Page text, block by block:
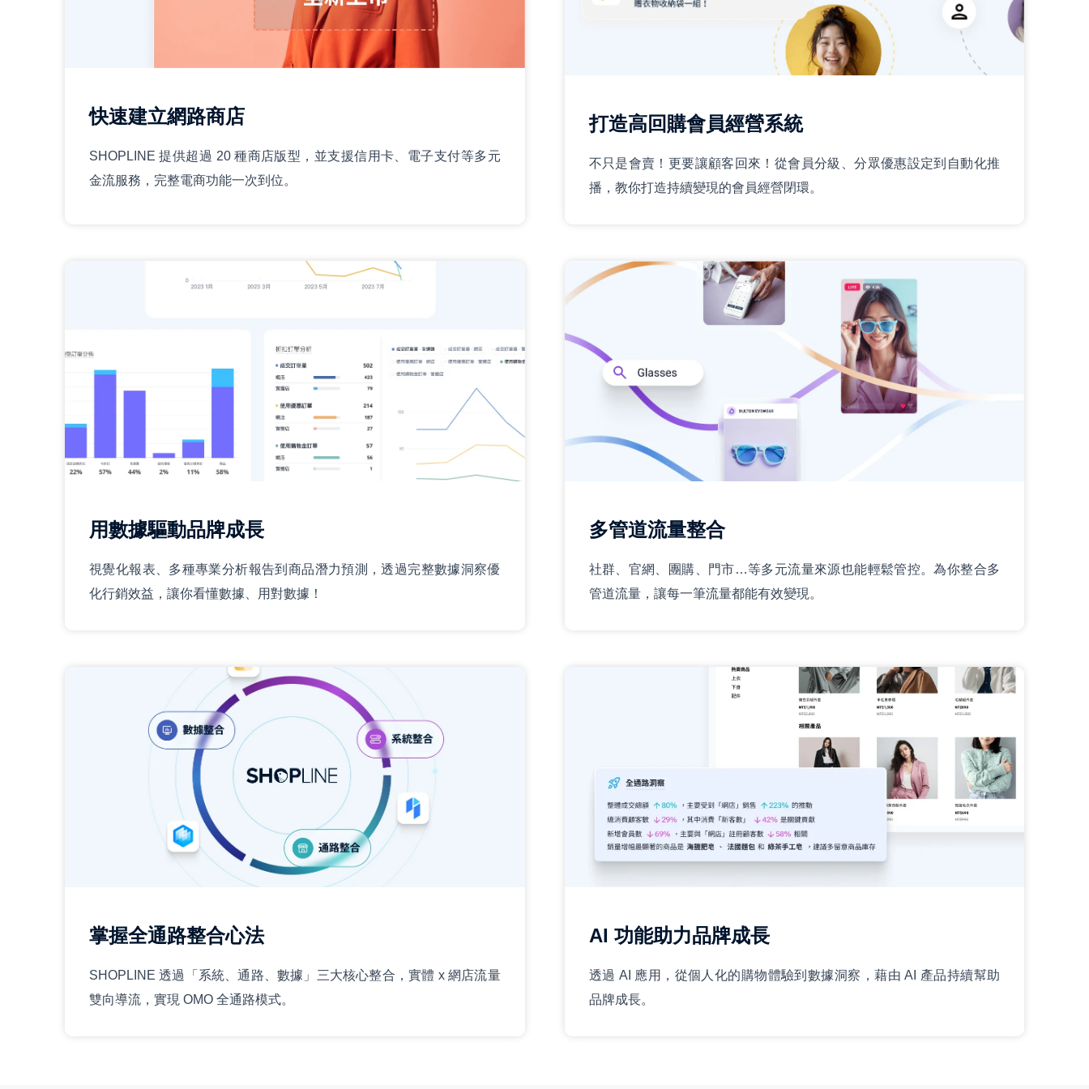
快速建立網路商店
SHOPLINE 提供超過 20 種商店版型，並支援信用卡、電子支付等多元
金流服務，完整電商功能一次到位。
打造高回購會員經營系統
不只是會賣！更要讓顧客回來！從會員分級、分眾優惠設定到自動化推
播，教你打造持續變現的會員經營閉環。
用數據驅動品牌成長
視覺化報表、多種專業分析報告到商品潛力預測，透過完整數據洞察優
化行銷效益，讓你看懂數據、用對數據！
多管道流量整合
社群、官網、團購、門市…等多元流量來源也能輕鬆管控。為你整合多
管道流量，讓每一筆流量都能有效變現。
掌握全通路整合心法
SHOPLINE 透過「系統、通路、數據」三大核心整合，實體 x 網店流量
雙向導流，實現 OMO 全通路模式。
AI 功能助力品牌成長
透過 AI 應用，從個人化的購物體驗到數據洞察，藉由 AI 產品持續幫助
品牌成長。